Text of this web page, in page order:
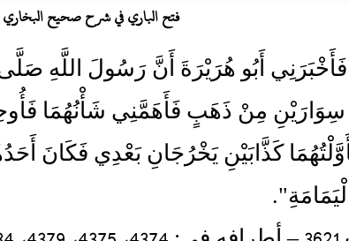
فتح الباري في شرح صحيح
فَأَخْبَرَنِي أَبُو هُرَيْرَةَ أَنَّ رَسُولَ اللَّهِ
مِنْ ذَهَبٍ فَأَهَمَّنِي شَأْنُهُمَا
كَذَّابَيْنِ يَخْرُجَانِ بَعْدِي فَكَانَ